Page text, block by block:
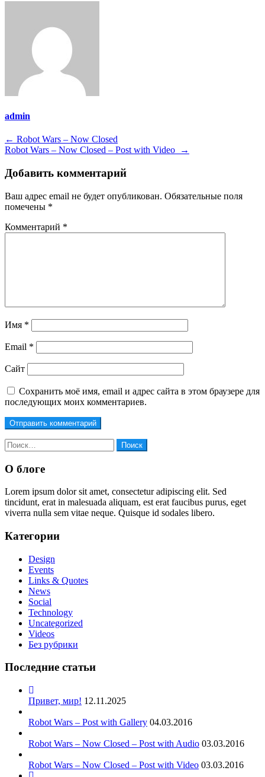
admin
Навигация
по
записям
← Robot Wars – Now Closed
Robot Wars – Now Closed – Post with Video
→
Добавить комментарий
Ваш адрес email не будет опубликован. Обязательные поля
помечены *
Комментарий *
Имя *
Email *
Сайт
Сохранить моё имя, email и адрес сайта в этом браузере для
последующих моих комментариев.
Найти:
О блоге
Lorem ipsum dolor sit amet, consectetur adipiscing elit. Sed
tincidunt, erat in malesuada aliquam, est erat faucibus purus, eget
viverra nulla sem vitae neque. Quisque id sodales libero.
Категории
Design
Events
Links & Quotes
News
Social
Technology
Uncategorized
Videos
Без рубрики
Последние статьи
Привет, мир! 12.11.2025
Robot Wars – Post with Gallery 04.03.2016
Robot Wars – Now Closed – Post with Audio 03.03.2016
Robot Wars – Now Closed – Post with Video 03.03.2016